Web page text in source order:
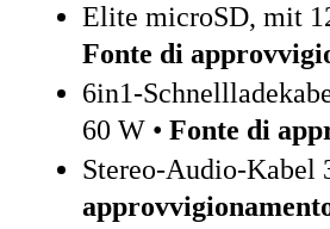
Elite microSD, mit
Fonte di
6in1-
60 W • Fonte di
Stereo-Audio-Kabel